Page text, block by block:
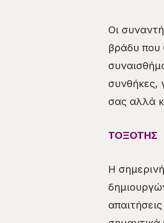
Οι
βράδυ που
συνθήκες,
σας αλλά
ΤΟΞΟΤΗΣ
Η